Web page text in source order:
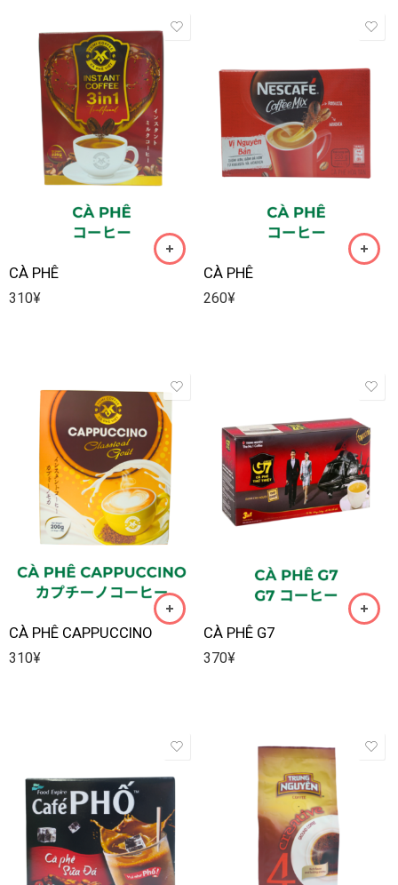
CÀ PHÊ
310¥
CÀ PHÊ
260¥
CÀ PHÊ CAPPUCCINO
310¥
CÀ PHÊ G7
370¥